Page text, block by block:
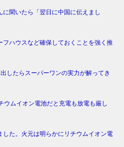
聞いたら「翌日に中国に伝えまし
フハウスなど確保しておくことを強く推
したらスーパーワンの実力が解ってき
ムイオン電池だと充電も放電も厳し
た。火元は明らかにリチウムイオン電